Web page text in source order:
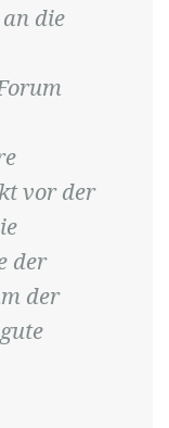
die
vor der
der
der